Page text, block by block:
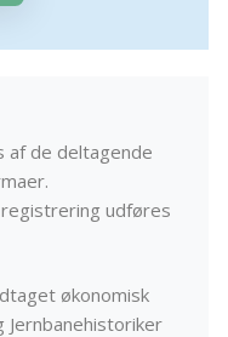
af de deltagende
udføres
økonomisk